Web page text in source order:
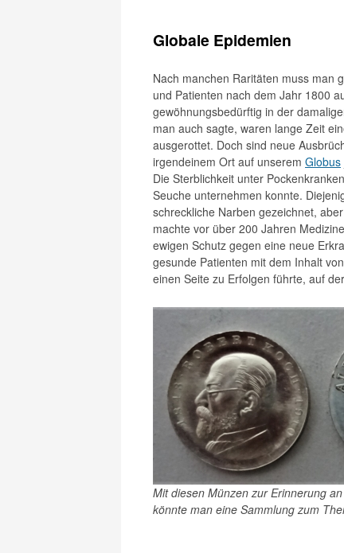
Globale Epidemien
Nach manchen Raritäten muss man
und Patienten nach dem Jahr 1800
gewöhnungsbedürftig in der
man auch sagte, waren lange Zeit
ausgerottet. Doch sind neue
irgendeinem Ort auf unserem Globus
Die Sterblichkeit unter
Seuche unternehmen konnte.
schreckliche Narben gezeichnet,
machte vor über 200 Jahren
ewigen Schutz gegen eine neue
gesunde Patienten mit dem Inhalt
einen Seite zu Erfolgen führte, auf
Mit diesen Münzen zur Erinnerung an
könnte man eine Sammlung zum